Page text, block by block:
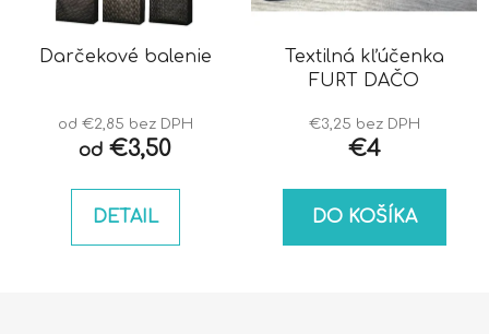
Darčekové balenie
od €2,85 bez DPH
od €3,50
DETAIL
Textilná kľúčenka
FURT DAČO
€3,25 bez DPH
€4
DO KOŠÍKA